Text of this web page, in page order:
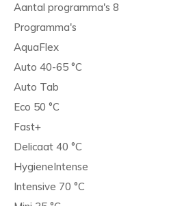
Aantal programma's 8
Programma's
AquaFlex
Auto 40-65 °C
Auto Tab
Eco 50 °C
Fast+
Delicaat 40 °C
HygieneIntense
Intensive 70 °C